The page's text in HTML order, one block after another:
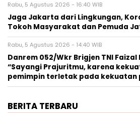
Rabu, 5 Agustus 2026 - 16:40 WIB
Jaga Jakarta dari Lingkungan,
Tokoh Masyarakat dan Pemuda
Rabu, 5 Agustus 2026 - 14:40 WIB
Danrem 052/Wkr Brigjen TNI Faizal
“Sayangi Prajuritmu, karena
pemimpin terletak pada kekuatan
BERITA TERBARU